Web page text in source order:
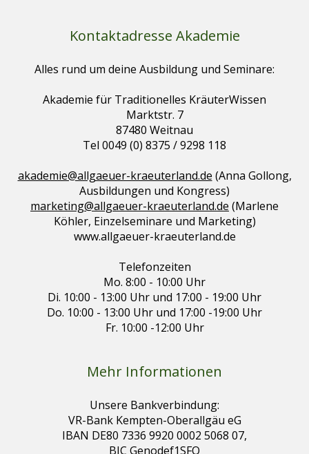
Kontaktadresse Akademie
Alles rund um deine Ausbildung und Seminare:
Akademie für Traditionelles KräuterWissen
Marktstr. 7
87480 Weitnau
Tel 0049 (0) 8375 / 9298 118
akademie@allgaeuer-kraeuterland.de (Anna Gollong,
Ausbildungen und Kongress)
marketing@allgaeuer-kraeuterland.de (Marlene
Köhler, Einzelseminare und Marketing)
www.allgaeuer-kraeuterland.de
Telefonzeiten
Mo. 8:00 - 10:00 Uhr
Di. 10:00 - 13:00 Uhr und 17:00 - 19:00 Uhr
Do. 10:00 - 13:00 Uhr und 17:00 -19:00 Uhr
Fr. 10:00 -12:00 Uhr
Mehr Informationen
Unsere Bankverbindung:
VR-Bank Kempten-Oberallgäu eG
IBAN DE80 7336 9920 0002 5068 07,
BIC Genodef1SFO